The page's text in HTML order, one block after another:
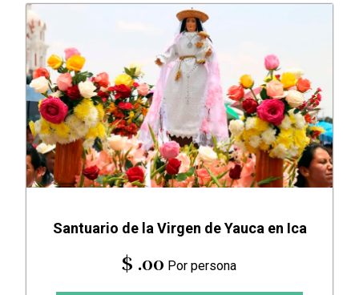
Santuario de la Virgen de Yauca en Ica
$ .00 Por persona